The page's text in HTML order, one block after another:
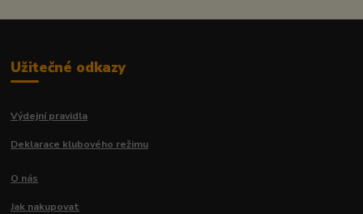
Užitečné odkazy
Výdejní pravidla
Deklarace klubového režimu
O nás
Jak nakupovat